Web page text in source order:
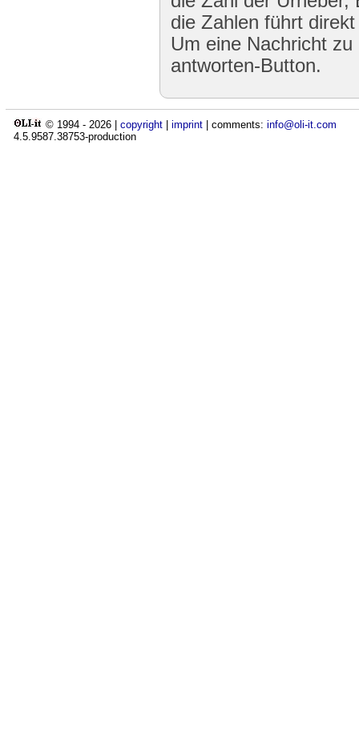
die Zahlen führt
Um eine Nachricht
antworten-Button.
© 1994 - 2026 | copyright | imprint | comments: info@oli-it.com
4.5.9587.38753-production